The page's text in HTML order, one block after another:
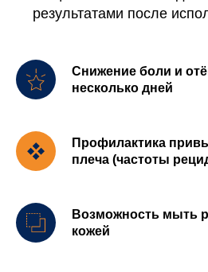
результатами после
Снижение боли и
несколько дней
Профилактика
плеча (частоты
Возможность мыть
кожей